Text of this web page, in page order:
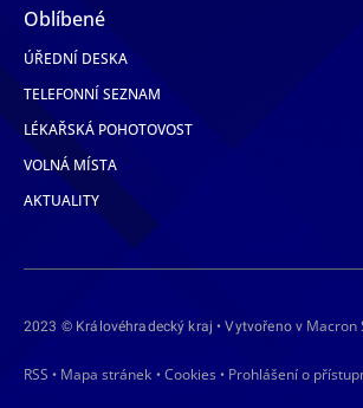
Oblíbené
ÚŘEDNÍ DESKA
TELEFONNÍ SEZNAM
LÉKAŘSKÁ POHOTOVOST
VOLNÁ MÍSTA
AKTUALITY
2023 © Královéhradecký kraj • Vytvořeno v Macron
RSS • Mapa stránek • Cookies • Prohlášení o